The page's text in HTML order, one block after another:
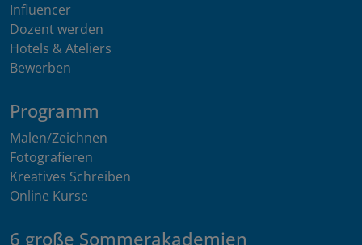
Influencer
Dozent werden
Hotels & Ateliers
Bewerben
Programm
Malen/Zeichnen
Fotografieren
Kreatives Schreiben
Online Kurse
6 große Sommerakademien